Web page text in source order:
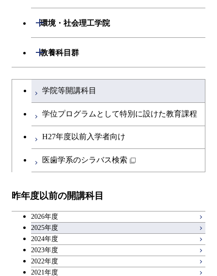
エネルギーコース
原子核工学コース
人間医療科学技術コース
応用化学コース
ース
原子核工学コース
物質・情報卓越コース
専門科目
知能情報コース
情報工学コース
知能情報コース
エネルギー・情報コース
人間医療科学技術コース
物質・情報卓越コース
専門科目
生命理工学系
開閉
ライフエンジニアリングコ
ース
物質・情報卓越コース
環境・社会理工学院
開閉
建築学系
開閉
コース
都市・環境学コース
コース
都市・環境学コース
開閉
エネルギーコース
エネルギー・情報コース
エンジニアリングデザイン
コース
原子核工学コース
物質・情報卓越コース
社会・人間科学コース
イノベーション科学系
イノベーション科学コース
人間医療科学技術コース
技術経営専門職学位課程
開閉
技術経営専門職学位課程
専門科目
教養科目群
開閉
文系教養科目
英語科目
第二外国語科目
キャリア科目
大学院課程を切り替える
学院等開講科目
学位プログラムとして特別に設けた教育課程
H27年度以前入学者向け
医歯学系のシラバス検索
昨年度以前の開講科目
2026年度
2025年度
2024年度
2023年度
2022年度
2021年度